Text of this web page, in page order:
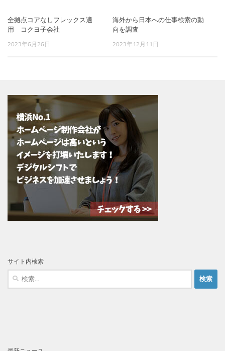
全拠点コアなしフレックス適
用 コクヨ子会社
2023年6月26日
海外から日本への仕事検索の動
向を調査
2023年12月11日
サイト内検索